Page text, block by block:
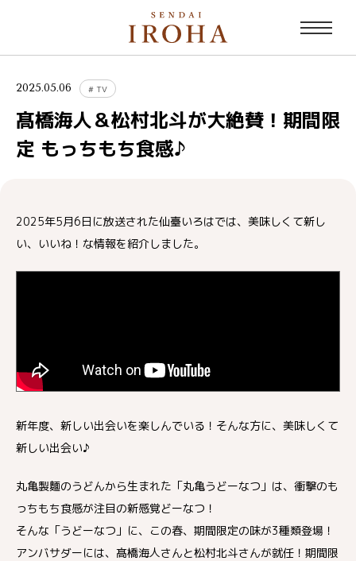
2025.05.06 # TV
髙橋海人＆松村北斗が大絶賛！期間限
定 もっちもち食感♪
2025年5月6日に放送された仙臺いろはでは、美味しくて新し
い、いいね！な情報を紹介しました。
新年度、新しい出会いを楽しんでいる！そんな方に、美味しくて
新しい出会い♪
丸亀製麵のうどんから生まれた「丸亀うどーなつ」は、衝撃のも
っちもち食感が注目の新感覚どーなつ！
そんな「うどーなつ」に、この春、期間限定の味が3種類登場！
アンバサダーには、髙橋海人さんと松村北斗さんが就任！期間限